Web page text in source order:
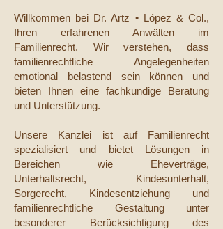
Willkommen bei Dr. Artz • López & Col.,
Ihren erfahrenen Anwälten im
Familienrecht. Wir verstehen, dass
familienrechtliche Angelegenheiten
emotional belastend sein können und
bieten Ihnen eine fachkundige Beratung
und Unterstützung.
Unsere Kanzlei ist auf Familienrecht
spezialisiert und bietet Lösungen in
Bereichen wie Eheverträge,
Unterhaltsrecht, Kindesunterhalt,
Sorgerecht, Kindesentziehung und
familienrechtliche Gestaltung unter
besonderer Berücksichtigung des